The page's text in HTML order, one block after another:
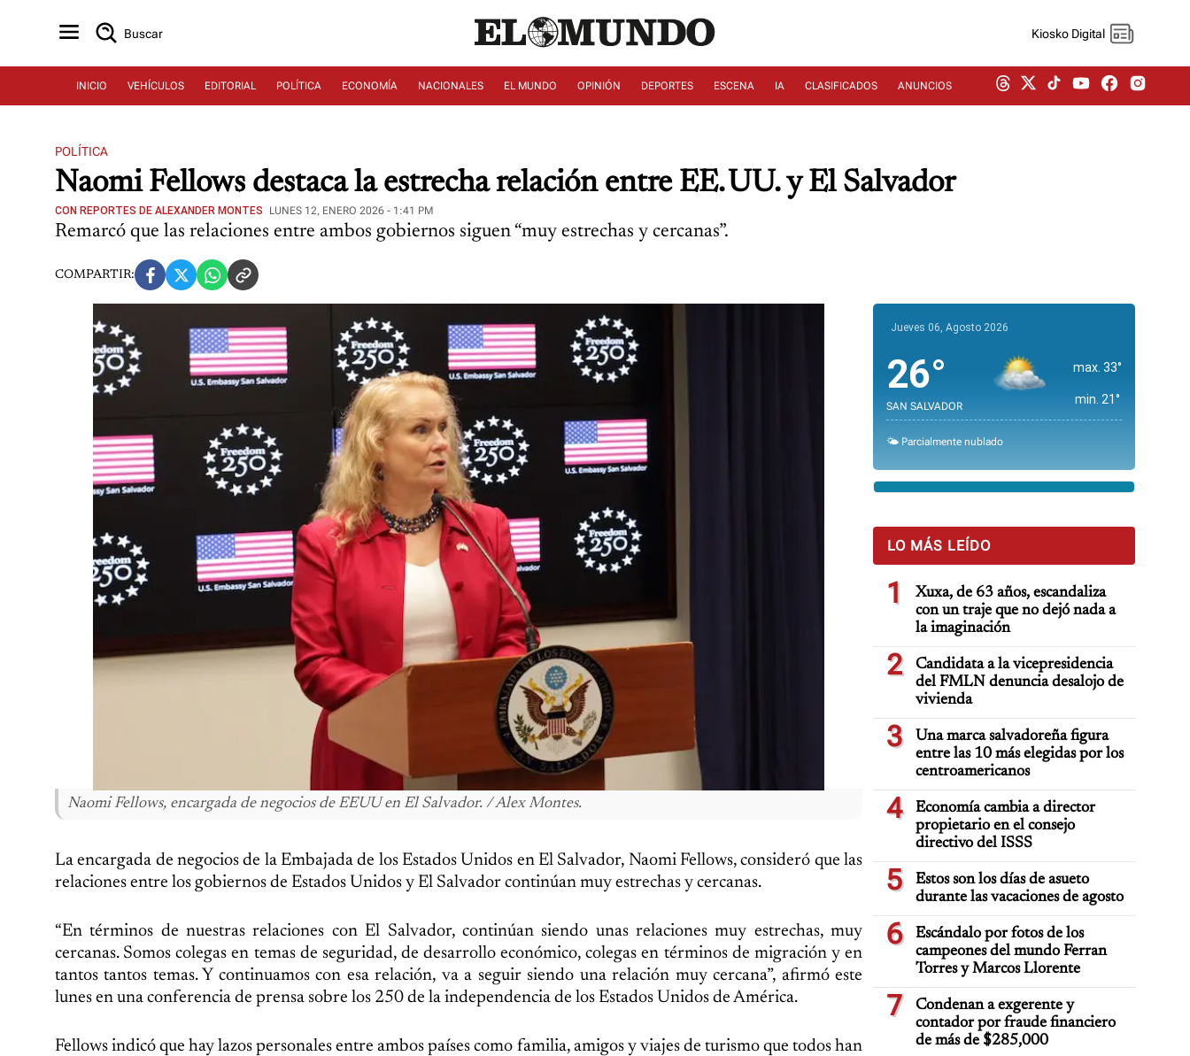
Buscar Kiosko Digital
INICIO VEHÍCULOS EDITORIAL POLÍTICA ECONOMÍA NACIONALES EL MUNDO OPINIÓN DEPORTES ESCENA IA CLASIFICADOS ANUNCIOS
POLÍTICA
Naomi Fellows destaca la estrecha relación entre EE. UU. y El Salvador
CON REPORTES DE ALEXANDER MONTES LUNES 12, ENERO 2026 - 1:41 PM
Remarcó que las relaciones entre ambos gobiernos siguen “muy estrechas y cercanas”.
COMPARTIR:
Naomi Fellows, encargada de negocios de EEUU en El Salvador. / Alex Montes.
La encargada de negocios de la Embajada de los Estados Unidos en El Salvador, Naomi Fellows, consideró que las
relaciones entre los gobiernos de Estados Unidos y El Salvador continúan muy estrechas y cercanas.
“En términos de nuestras relaciones con El Salvador, continúan siendo unas relaciones muy estrechas, muy
cercanas. Somos colegas en temas de seguridad, de desarrollo económico, colegas en términos de migración y en
tantos tantos temas. Y continuamos con esa relación, va a seguir siendo una relación muy cercana”, afirmó este
lunes en una conferencia de prensa sobre los 250 de la independencia de los Estados Unidos de América.
Fellows indicó que hay lazos personales entre ambos países como familia, amigos y viajes de turismo que todos han
Jueves 06, Agosto 2026
26°
SAN SALVADOR
max. 33°
min. 21°
🌤️ Parcialmente nublado
LO MÁS LEÍDO
1
Xuxa, de 63 años, escandaliza
con un traje que no dejó nada a
la imaginación
2
Candidata a la vicepresidencia
del FMLN denuncia desalojo de
vivienda
3
Una marca salvadoreña figura
entre las 10 más elegidas por los
centroamericanos
4
Economía cambia a director
propietario en el consejo
directivo del ISSS
5
Estos son los días de asueto
durante las vacaciones de agosto
6
Escándalo por fotos de los
campeones del mundo Ferran
Torres y Marcos Llorente
7
Condenan a exgerente y
contador por fraude financiero
de más de $285,000